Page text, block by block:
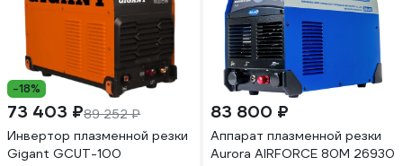
-18%
73 403 ₽89 252 ₽
Инвертор плазменной резки
Gigant GCUT-100
83 800 ₽
Аппарат плазменной резки
Aurora AIRFORCE 80M 26930